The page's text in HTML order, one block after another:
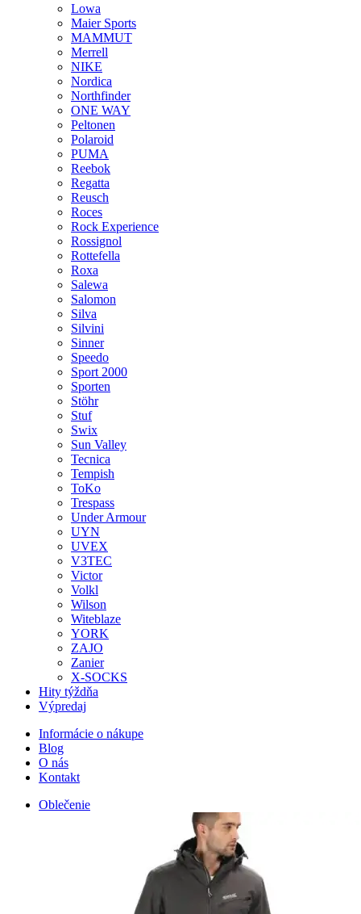
Lowa
Maier Sports
MAMMUT
Merrell
NIKE
Nordica
Northfinder
ONE WAY
Peltonen
Polaroid
PUMA
Reebok
Regatta
Reusch
Roces
Rock Experience
Rossignol
Rottefella
Roxa
Salewa
Salomon
Silva
Silvini
Sinner
Speedo
Sport 2000
Sporten
Stöhr
Stuf
Swix
Sun Valley
Tecnica
Tempish
ToKo
Trespass
Under Armour
UYN
UVEX
V3TEC
Victor
Volkl
Wilson
Witeblaze
YORK
ZAJO
Zanier
X-SOCKS
Hity týždňa
Výpredaj
Informácie o nákupe
Blog
O nás
Kontakt
Oblečenie